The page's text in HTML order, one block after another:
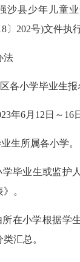
沙县少年儿童
〕202号)文件执行
小学毕业生报
6月12日～16日
所属各小学。
业生或监护人
。
小学根据学生
汇总。